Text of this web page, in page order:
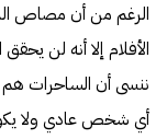
الرغم من أن مصاص
الأفلام إلا أنه لن
ننسى أن الساحرات هم
أي شخص عادي ولا